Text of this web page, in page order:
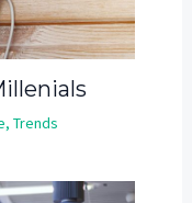
, Trends